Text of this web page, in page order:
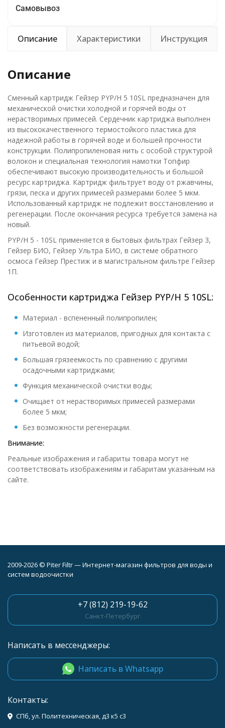
Самовывоз
Описание Характеристики Инструкция
Описание
Сменный картридж Гейзер PYP/H 5 10SL предназначен для
механической очистки холодной и горячей воды от
нерастворимых примесей. Сердечник картриджа выполнен
из высококачественного термостойкого пластика для
надежной работы в горячей воде и большей прочности
конструкции. Полипропиленовая нить с особой структурой
волокон и специальная технология намотки Топфир
обеспечивают высокую производительность и большой
ресурс картриджа. Картридж фильтрует воду от ржавчины,
грязи, песка и других примесей размерами более 5 мкм.
Использованный картридж не подлежит восстановлению и
регенерации. После окончания ресурса требуется замена на
новый.
PYP/H 5 - 10SL применяется в бытовых фильтрах Гейзер 3,
Гейзер БИО, Гейзер Ультра БИО, в системе обратного
осмоса Гейзер Престиж и в магистральном фильтре Гейзер
1П.
Особенности картриджа Гейзер PYP/H 5 10SL:
Материал - вспененный полипропилен;
Изготовлен из материалов, пригодных для контакта с
питьевой водой;
Большая грязеемкость по сравнению с другими
осадочными картриджами;
Функция механической очистки воды;
Очищает от нерастворимых примесей размерами
более 5 мкм;
Без возможности регенерации.
Внимание:
Реальные изображения и габариты товара могут не
соответствовать изображениям и габаритам указанным на
сайте.
2009-2026 © Piter Filtr — Интернет-магазин фильтров для воды и
систем водоочистки
+7 (812) 219-19-62
Санкт-Петербург
Написать в мессенджеры:
Написать в Whatsapp
Контакты:
СПб, ул. Политехническая, д3 к5 с3